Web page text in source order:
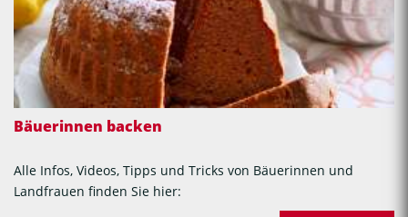
Bäuerinnen backen
Alle Infos, Videos, Tipps und Tricks von Bäuerinnen und
Landfrauen finden Sie hier: